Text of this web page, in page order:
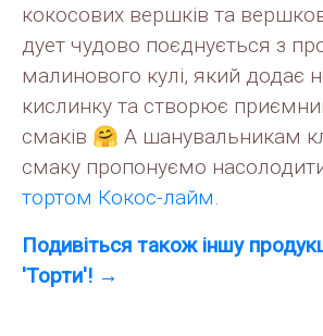
кокосових вершків та
дует чудово поєднується з
малинового кулі, який додає
кислинку та створює
смаків 🤗 А шанувальникам
смаку пропонуємо
тортом Кокос-лайм
Подивiться також іншу
'Торти'! →